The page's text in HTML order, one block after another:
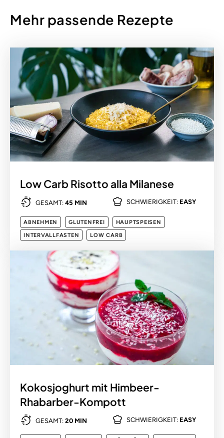
Mehr passende Rezepte
Low Carb Risotto alla Milanese
GESAMT: 45 MIN SCHWIERIGKEIT: EASY
ABNEHMEN GLUTENFREI
HAUPTSPEISEN
INTERVALLFASTEN
LOW CARB
Kokosjoghurt mit Himbeer-
Rhabarber-Kompott
GESAMT: 20 MIN SCHWIERIGKEIT: EASY